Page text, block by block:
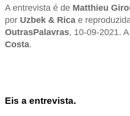
A entrevista é de Matthieu
por Uzbek & Rica e
OutrasPalavras, 10-09-2021.
Costa.
Eis a entrevista.